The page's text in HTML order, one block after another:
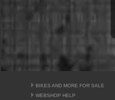
BIKES AND MORE FOR SALE
WEBSHOP HELP